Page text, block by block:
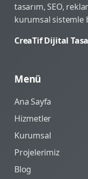
tasarım, SEO,
kurumsal sistemle
CreaTif Dijital
Menü
Ana Sayfa
Hizmetler
Kurumsal
Projelerimiz
Blog